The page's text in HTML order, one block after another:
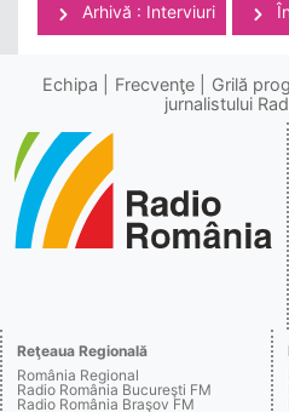
Arhivă : Interviuri
Echipa Frecvenţe Grilă
jurnalistului
Reţeaua Regională
România Regional
Radio România Bucureşti FM
Radio România Braşov FM